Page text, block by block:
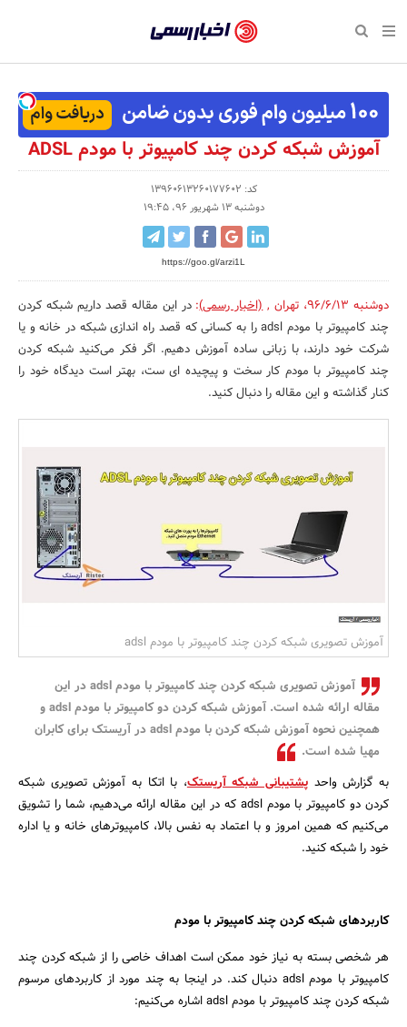
رسمی
-
اخبار
تایید
شرکت‌ها،
سازمان‌ها
و
روابط
عمومی‌ها
بازگشت
صفحه نخست پایگاه خبری
اقتصادی
صفحه نخست اقتصادی
تجارت و بازار
کارآفرینی و استارتاپ
کسب و کار و خرده فروشی
صنایع غذایی و کشاورزی
مسکن و ساختمان
اجتماعی
صفحه نخست اجتماعی
علم و آموزش
بهداشت و درمان
محیط زیست
تبلیغات و روابط عمومی
صفحه نخست فرهنگی
رسانه‌ها
نشریات و کتاب
صنایع دستی
صفحه نخست ورزش
تازه‌های ورزش
مکان‌های ورزشی
صفحه نخست سبک زندگی
سلامت و زیبایی
روانشناسی و موفقیت
رویداد
صفحه نخست رویداد
حراج و تخفیف
جشنواره، نمایشگاه وآموزش شبکه کردن چند کامپیوتر با مودم ADSL
کد: 13960613260177602
دوشنبه 13 شهریور 96، 19:45
https://goo.gl/arzi1L
دوشنبه 96/6/13 ، تهران ,(اخبار رسمی):در این مقاله قصد داریم شبکه کردن
چند کامپیوتر با مودم adsl را به کسانی که قصد راه اندازی شبکه در خانه و یا
شرکت خود دارند، با زبانی ساده آموزش دهیم. اگر فکر می‌کنید شبکه کردن
چند کامپیوتر با مودم کار سخت و پیچیده ای ست، بهتر است دیدگاه خود را
کنار گذاشته و این مقاله را دنبال کنید.
آموزش تصویری شبکه کردن چند کامپیوتر با مودم adsl
آموزش تصویری شبکه کردن چند کامپیوتر با مودم adsl در این
مقاله ارائه شده است. آموزش شبکه کردن دو کامپیوتر با مودم adsl و
همچنین نحوه آموزش شبکه کردن با مودم adsl در آریستک برای کابران
مهیا شده است.
به گزارش واحد پشتیبانی شبکه آریستک، با اتکا به آموزش تصویری شبکه
کردن دو کامپیوتر با مودم adsl که در این مقاله ارائه می‌دهیم، شما را تشویق
می‌کنیم که همین امروز و با اعتماد به نفس بالا، کامپیوترهای خانه و یا اداره
خود را شبکه کنید.
کاربردهای شبکه کردن چند کامپیوتر با مودم
هر شخصی بسته به نیاز خود ممکن است اهداف خاصی را از شبکه کردن چند
کامپیوتر با مودم adsl دنبال کند. در اینجا به چند مورد از کاربردهای مرسوم
شبکه کردن چند کامپیوتر با مودم adsl اشاره می‌کنیم: